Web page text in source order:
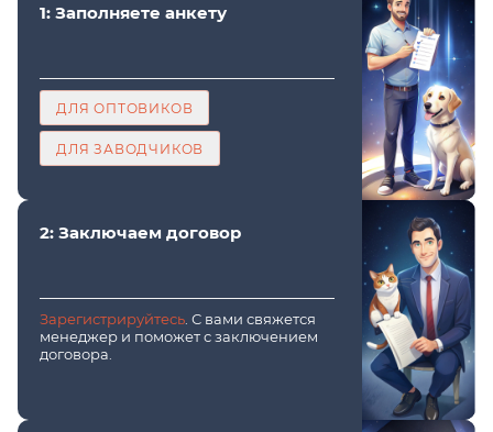
1: Заполняете анкету
ДЛЯ ОПТОВИКОВ
ДЛЯ ЗАВОДЧИКОВ
2: Заключаем договор
Зарегистрируйтесь . С вами свяжется
менеджер и поможет с заключением
договора.